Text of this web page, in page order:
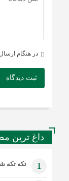
در هنگام ارسال
ثبت دیدگاه
داغ ترین
1 تکه تکه